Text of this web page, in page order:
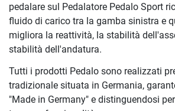
pedalare sul Pedalatore Pedalo Sport
fluido di carico tra la gamba sinistra e
migliora la reattività, la stabilità
stabilità dell'andatura.
Tutti i prodotti Pedalo sono realizzati
tradizionale situata in Germania,
"Made in Germany" e distinguendosi